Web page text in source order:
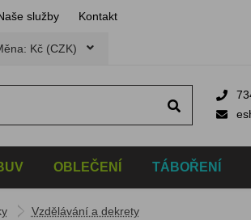
služby Kontakt
Kč (CZK)
OBLEČENÍ TÁBOŘENÍ
Vzdělávání a dekrety